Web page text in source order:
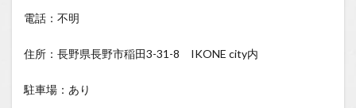
電話：不明
住所：長野県長野市稲田3-31-8 IKONE city内
駐車場：あり